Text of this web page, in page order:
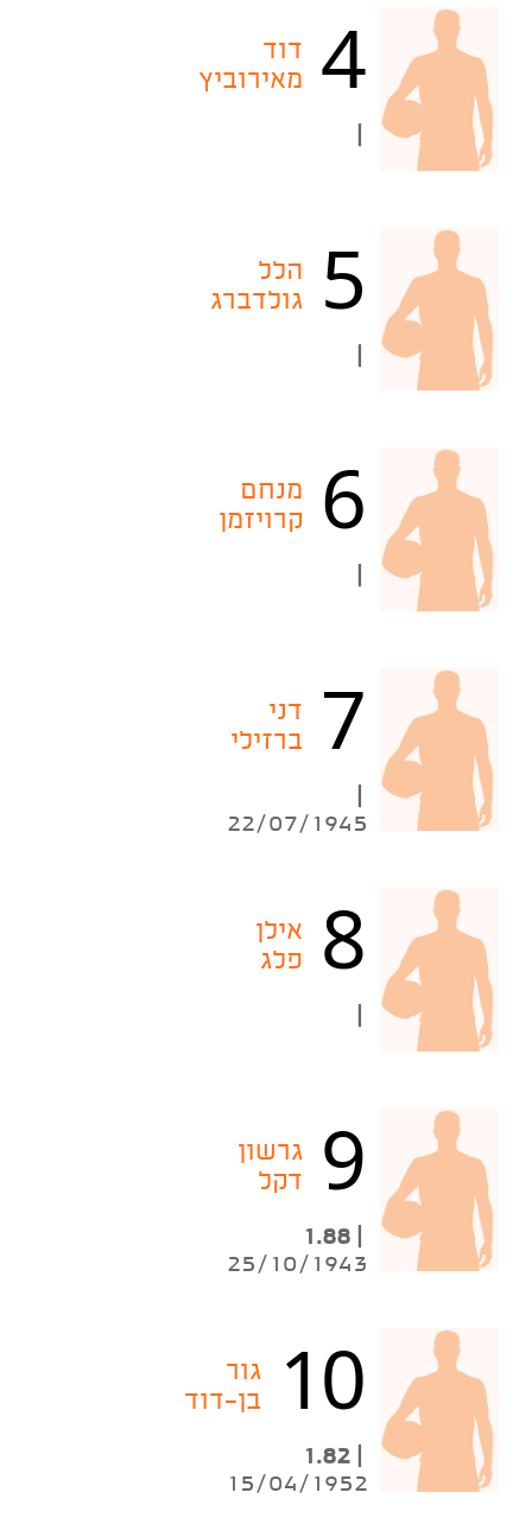
4
דוד
מאירוביץ
5
הלל
גולדברג
6
מנחם
קרויזמן
7
דני
ברזילי
22/07/1945
8
אילן
פלג
9
גרשון
דקל
| 1.88
25/10/1943
10
גור
בן-דוד
| 1.82
15/04/1952